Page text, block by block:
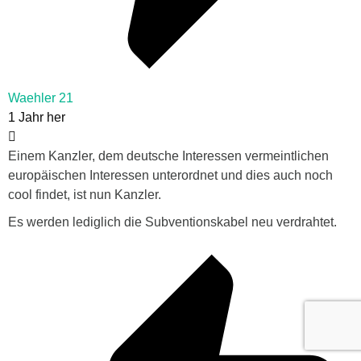
Waehler 21
1 Jahr her
Einem Kanzler, dem deutsche Interessen vermeintlichen
europäischen Interessen unterordnet und dies auch noch
cool findet, ist nun Kanzler.
Es werden lediglich die Subventionskabel neu verdrahtet.